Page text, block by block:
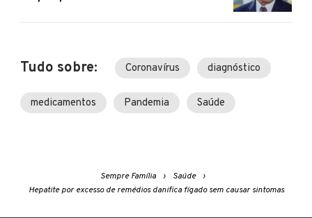
Tudo sobre: Coronavírus diagnóstico
medicamentos Pandemia Saúde
Sempre Família
Saúde
Hepatite por excesso de remédios danifica fígado sem causar sintomas